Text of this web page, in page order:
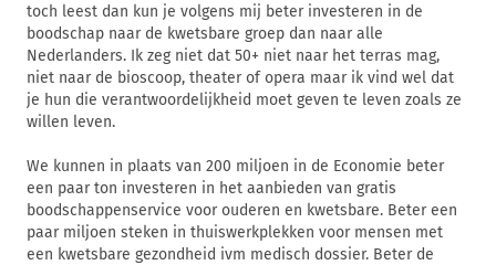
toch leest dan kun je volgens mij beter investeren in de
boodschap naar de kwetsbare groep dan naar alle
Nederlanders. Ik zeg niet dat 50+ niet naar het terras mag,
niet naar de bioscoop, theater of opera maar ik vind wel dat
je hun die verantwoordelijkheid moet geven te leven zoals ze
willen leven.
We kunnen in plaats van 200 miljoen in de Economie beter
een paar ton investeren in het aanbieden van gratis
boodschappenservice voor ouderen en kwetsbare. Beter een
paar miljoen steken in thuiswerkplekken voor mensen met
een kwetsbare gezondheid ivm medisch dossier. Beter de